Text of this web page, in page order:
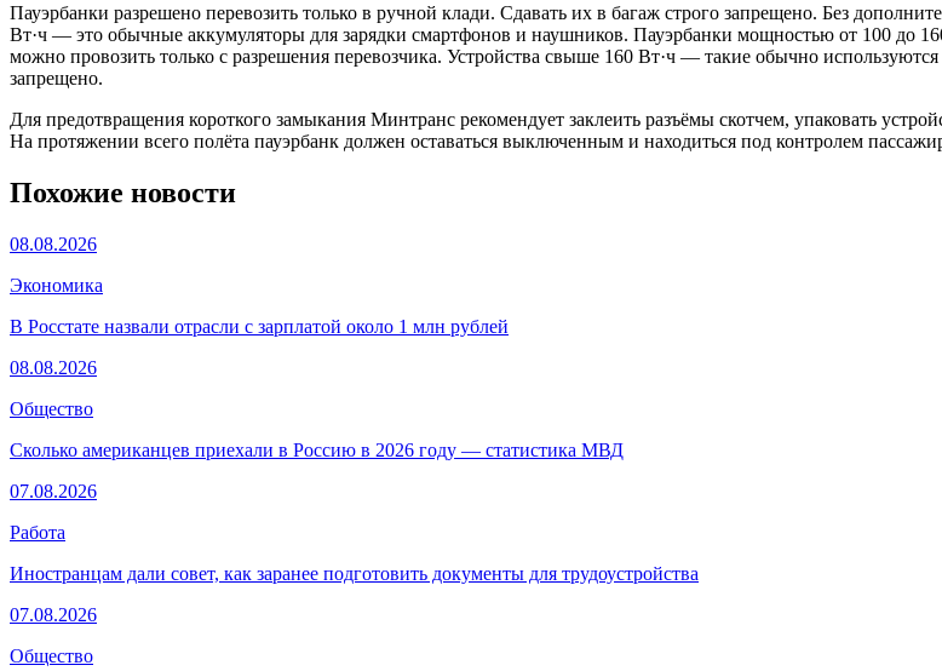
Пауэрбанки разрешено перевозить только в ручной клади. Сдавать их в багаж строго запрещено. Без
Вт·ч — это обычные аккумуляторы для зарядки смартфонов и наушников. Пауэрбанки мощностью от 100 до
можно провозить только с разрешения перевозчика. Устройства свыше 160 Вт·ч — такие обычно
запрещено.
Для предотвращения короткого замыкания Минтранс рекомендует заклеить разъёмы скотчем, упаковать
На протяжении всего полёта пауэрбанк должен оставаться выключенным и находиться под контролем
Похожие новости
08.08.2026
Экономика
В Росстате назвали отрасли с зарплатой около 1 млн рублей
08.08.2026
Общество
Сколько американцев приехали в Россию в 2026 году — статистика МВД
07.08.2026
Работа
Иностранцам дали совет, как заранее подготовить документы для трудоустройства
07.08.2026
Общество